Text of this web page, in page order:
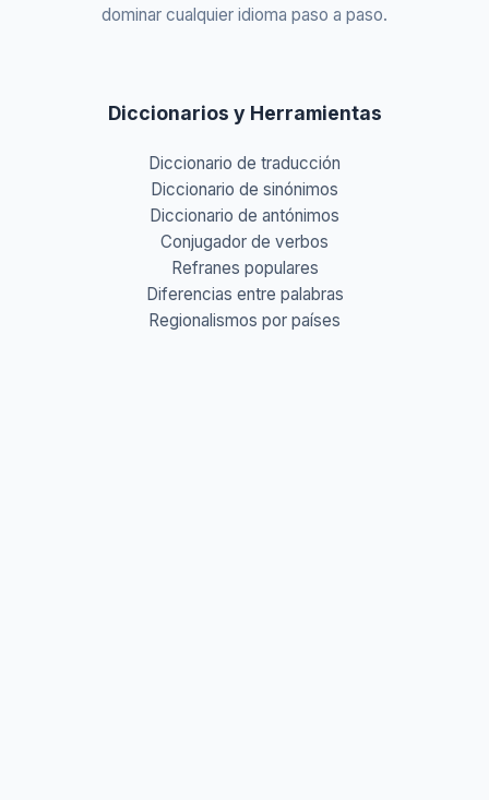
dominar cualquier idioma paso a paso.
Diccionarios y Herramientas
Diccionario de traducción
Diccionario de sinónimos
Diccionario de antónimos
Conjugador de verbos
Refranes populares
Diferencias entre palabras
Regionalismos por países